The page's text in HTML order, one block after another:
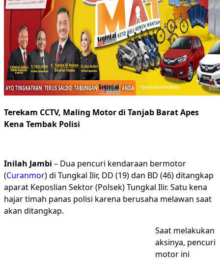
Terekam CCTV, Maling Motor di Tanjab Barat Apes
Kena Tembak Polisi
Inilah Jambi – Dua pencuri kendaraan bermotor
(Curanmor) di Tungkal Ilir, DD (19) dan BD (46) ditangkap
aparat Keposlian Sektor (Polsek) Tungkal Ilir. Satu kena
hajar timah panas polisi karena berusaha melawan saat
akan ditangkap.
Saat melakukan
aksinya, pencuri
motor ini